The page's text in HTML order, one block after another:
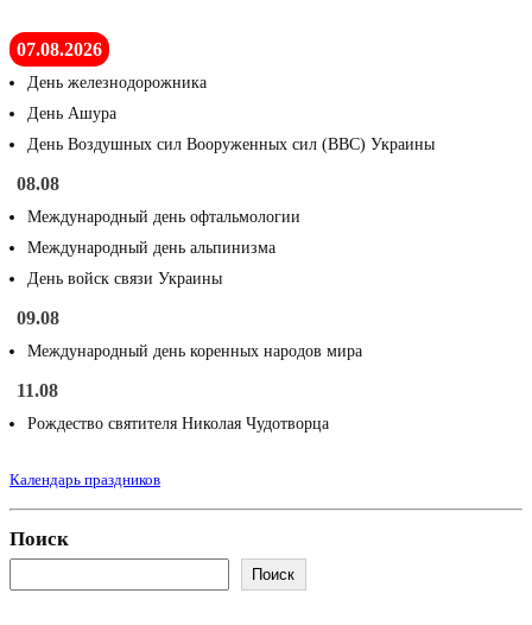
07.08.2026
День железнодорожника
День Ашура
День Воздушных сил Вооруженных сил (ВВС) Украины
08.08
Международный день офтальмологии
Международный день альпинизма
День войск связи Украины
09.08
Международный день коренных народов мира
11.08
Рождество святителя Николая Чудотворца
Календарь праздников
Поиск
Поиск